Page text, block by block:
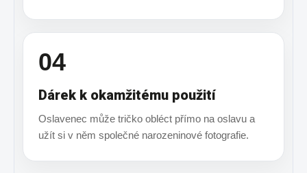
04
Dárek k okamžitému použití
Oslavenec může tričko obléct přímo na oslavu a
užít si v něm společné narozeninové fotografie.